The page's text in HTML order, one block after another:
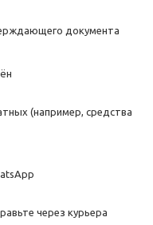
документа
(например, средства
через курьера